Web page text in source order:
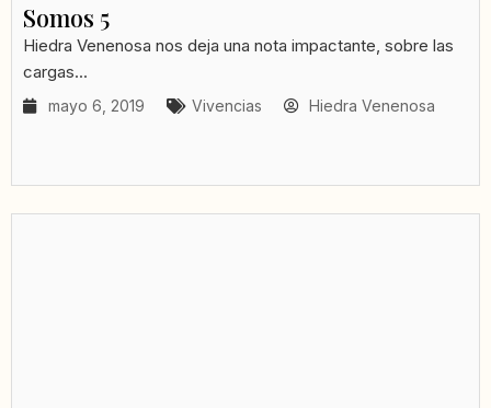
Somos 5
Hiedra Venenosa nos deja una nota impactante, sobre las
cargas...
mayo 6, 2019 Vivencias Hiedra Venenosa